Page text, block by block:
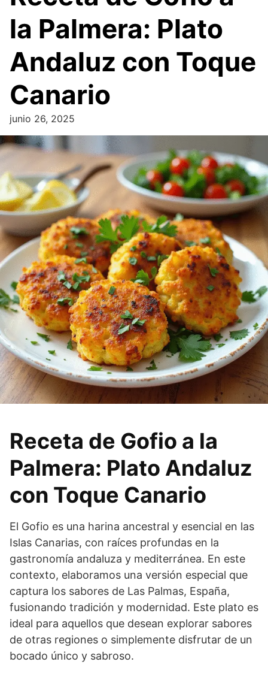
la Palmera: Plato
Andaluz con Toque
Canario
junio 26, 2025
Receta de Gofio a la
Palmera: Plato Andaluz
con Toque Canario
El Gofio es una harina ancestral y esencial en las
Islas Canarias, con raíces profundas en la
gastronomía andaluza y mediterránea. En este
contexto, elaboramos una versión especial que
captura los sabores de Las Palmas, España,
fusionando tradición y modernidad. Este plato es
ideal para aquellos que desean explorar sabores
de otras regiones o simplemente disfrutar de un
bocado único y sabroso.